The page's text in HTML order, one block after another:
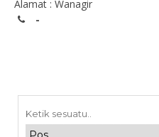
Alamat : Wanagir
-